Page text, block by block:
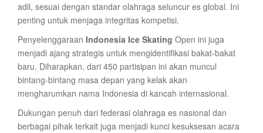
adil, sesuai dengan standar olahraga seluncur es global. Ini
penting untuk menjaga integritas kompetisi.
Penyelenggaraan Indonesia Ice Skating Open ini juga
menjadi ajang strategis untuk mengidentifikasi bakat-bakat
baru. Diharapkan, dari 450 partisipan ini akan muncul
bintang-bintang masa depan yang kelak akan
mengharumkan nama Indonesia di kancah internasional.
Dukungan penuh dari federasi olahraga es nasional dan
berbagai pihak terkait juga menjadi kunci kesuksesan acara